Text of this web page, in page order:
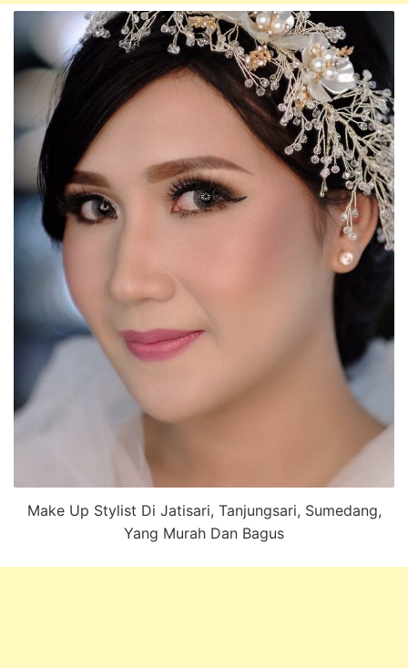
Make Up Stylist Di Jatisari, Tanjungsari, Sumedang,
Yang Murah Dan Bagus